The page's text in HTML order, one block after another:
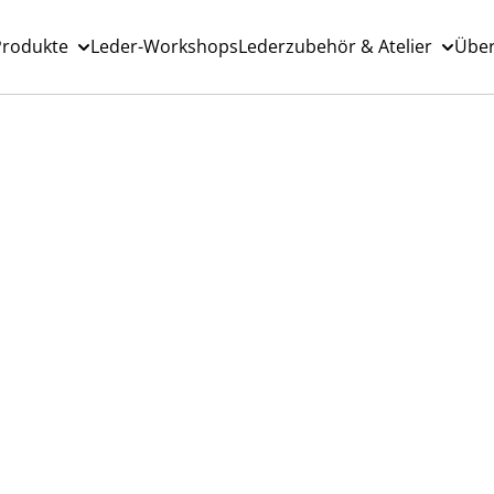
Leder-WorkshopsLederzubehör & Atelier